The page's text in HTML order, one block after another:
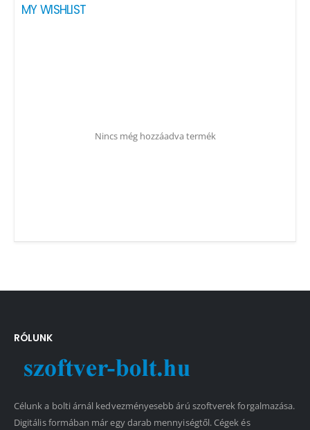
MY WISHLIST
Nincs még hozzáadva termék
RÓLUNK
Célunk a bolti árnál kedvezményesebb árú szoftverek forgalmazása.
Digitális formában már egy darab mennyiségtől. Cégek és